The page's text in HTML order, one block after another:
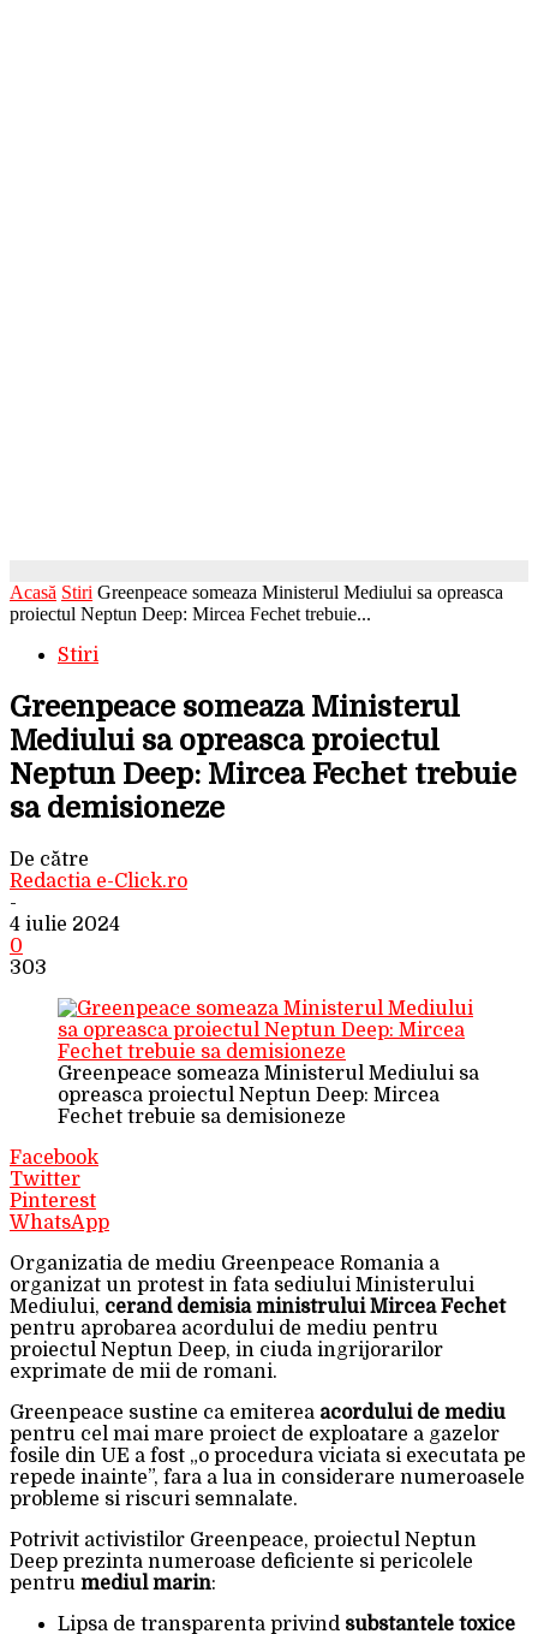
Acasă Stiri Greenpeace someaza Ministerul Mediului sa opreasca
proiectul Neptun Deep: Mircea Fechet trebuie...
Stiri
Greenpeace someaza Ministerul
Mediului sa opreasca proiectul
Neptun Deep: Mircea Fechet trebuie
sa demisioneze
De către
Redactia e-Click.ro
-
4 iulie 2024
0
303
Greenpeace someaza Ministerul Mediului sa
opreasca proiectul Neptun Deep: Mircea
Fechet trebuie sa demisioneze
Facebook
Twitter
Pinterest
WhatsApp
Organizatia de mediu Greenpeace Romania a
organizat un protest in fata sediului Ministerului
Mediului, cerand demisia ministrului Mircea Fechet
pentru aprobarea acordului de mediu pentru
proiectul Neptun Deep, in ciuda ingrijorarilor
exprimate de mii de romani.
Greenpeace sustine ca emiterea acordului de mediu
pentru cel mai mare proiect de exploatare a gazelor
fosile din UE a fost „o procedura viciata si executata pe
repede inainte”, fara a lua in considerare numeroasele
probleme si riscuri semnalate.
Potrivit activistilor Greenpeace, proiectul Neptun
Deep prezinta numeroase deficiente si pericolele
pentru mediul marin:
Lipsa de transparenta privind substantele toxice